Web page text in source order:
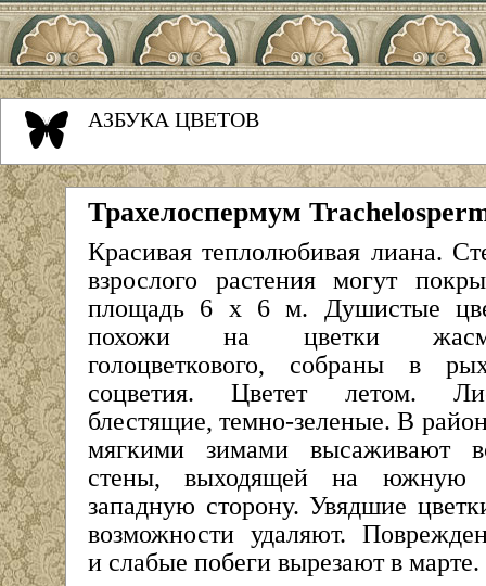
АЗБУКА ЦВЕТОВ
Трахелоспермум
Красивая теплолюбивая лиана.
взрослого растения могут
площадь 6 х 6 м. Душистые
похожи на цветки
голоцветкового, собраны в
соцветия. Цветет летом.
блестящие, темно-зеленые. В
мягкими зимами высаживают
стены, выходящей на южную
западную сторону. Увядшие
возможности удаляют.
и слабые побеги вырезают в марте.